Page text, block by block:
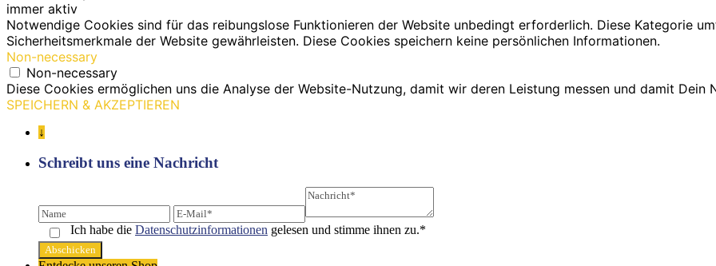
immer aktiv
Notwendige Cookies sind für das reibungslose Funktionieren der Website unbedingt erforderlich. Diese Kategorie
Sicherheitsmerkmale der Website gewährleisten. Diese Cookies speichern keine persönlichen Informationen.
Non-necessary
Non-necessary
Diese Cookies ermöglichen uns die Analyse der Website-Nutzung, damit wir deren Leistung messen und damit Dein
SPEICHERN & AKZEPTIEREN
↓
Schreibt uns eine Nachricht
Ich habe die Datenschutz­informationen gelesen und stimme ihnen zu.*